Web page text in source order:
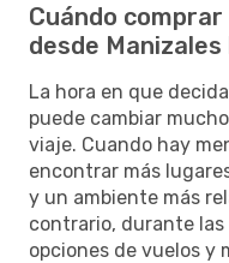
Cuándo
desde
La hora en que
puede cambiar
viaje. Cuando hay
encontrar más
y un ambiente más
contrario, durante las
opciones de vuelos y